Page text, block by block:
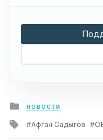
Posted
in
НОВОСТИ
Tagged
with
Афган Садыгов